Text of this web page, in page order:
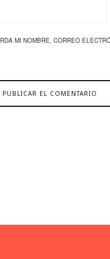
MI NOMBRE, CORREO